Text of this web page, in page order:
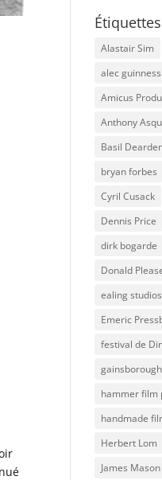
Étiquettes
Alastair Sim
alec guinness
Amicus
Anthony
Basil
bryan forbes
Cyril Cusack
Dennis Price
dirk bogarde
Donald
ealing studios
Emeric
festival de
hammer film
handmade
Herbert Lom
James Mason